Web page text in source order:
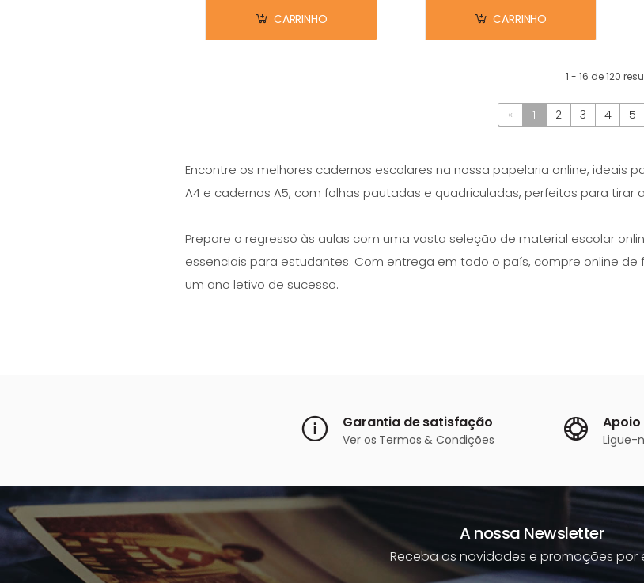
CARRINHO CARRINHO
1 - 16 de 120
« 1 2 3 4 5
Encontre os melhores cadernos escolares na nossa papelaria online, ideais
A4 e cadernos A5, com folhas pautadas e quadriculadas, perfeitos para
Prepare o regresso às aulas com uma vasta seleção de material escolar
essenciais para estudantes. Com entrega em todo o país, compre online
um ano letivo de sucesso.
Garantia de satisfação
Ver os Termos & Condições
Apoio
Ligue-
A nossa Newsletter
Receba as novidades e promoções por